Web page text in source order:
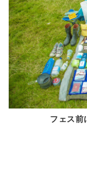
フェス前